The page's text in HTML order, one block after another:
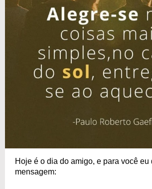
Hoje é o dia do amigo, e para você eu
mensagem: